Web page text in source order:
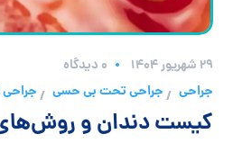
۲۹ شهریور ۱۴۰۴
0 دیدگاه
جراحی /جراحی تحت بی حسی /
کیست دندان و